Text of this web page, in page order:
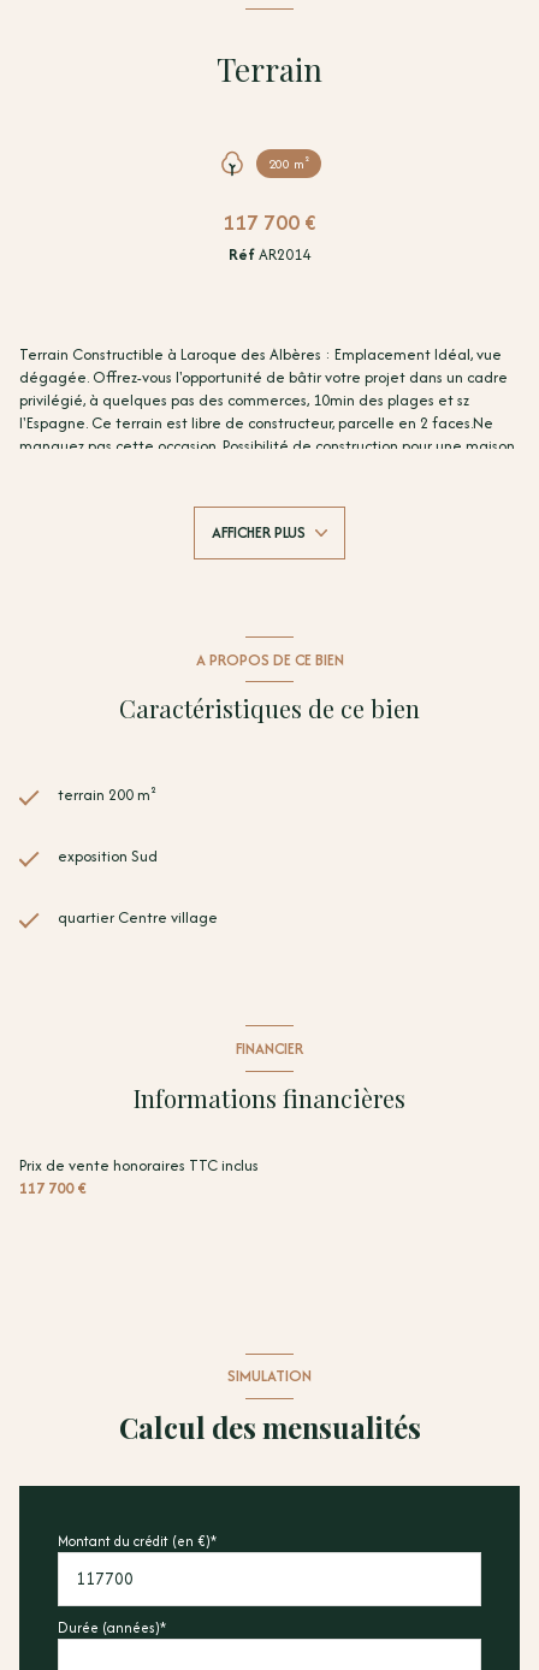
Terrain
200 m²
117 700 €
RéfAR2014
Terrain Constructible à Laroque des Albères : Emplacement Idéal, vue
dégagée. Offrez-vous l'opportunité de bâtir votre projet dans un cadre
privilégié, à quelques pas des commerces, 10min des plages et sz
l'Espagne. Ce terrain est libre de constructeur, parcelle en 2 faces.Ne
manquez pas cette occasion. Possibilité de construction pour une maison
À visiter sans tarder ! Prix honoraires inclus : 117 700 € Honoraires : 7 700
euros TTC. Prix hors honoraires d'agence : 110 000 euros. Les frais
d'agence seront intégralement à la charge acquéreur. Contactez
sur le site Géorisques : https://www.georisques.gouv.fr
AFFICHER PLUS
A PROPOS DE CE BIEN
Caractéristiques de ce bien
terrain 200 m²
exposition Sud
quartier Centre village
FINANCIER
Informations financières
Prix de vente honoraires TTC inclus
117 700 €
SIMULATION
Calcul des mensualités
Montant du crédit (en €)*
Durée (années)*